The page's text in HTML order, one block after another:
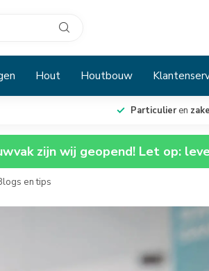
Hout Houtbouw
Particulieren
zijn wij geopend! Let op:
en tips